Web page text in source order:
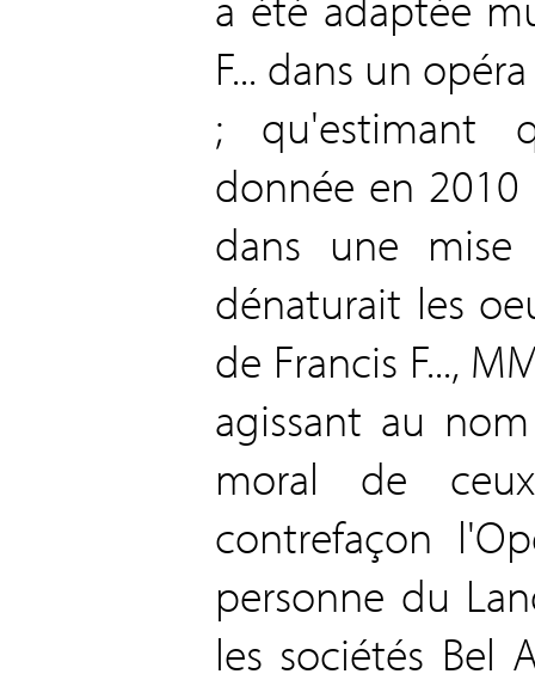
F... dans un
; qu'estimant
donnée en
dans une
dénaturait les
de Francis F...,
agissant au
moral de
contrefaçon
personne du
les sociétés Bel